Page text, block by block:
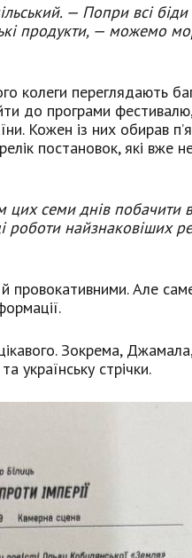
— Попри всі біди
продукти, — можемо
колеги переглядають
до програми
Кожен із них обирав
постановок, які вже
семи днів побачити
найзнаковіших
провокативними. Але
Зокрема,
українську стрічки.